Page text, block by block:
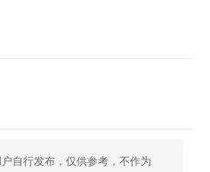
自行发布，仅供参考，不作为